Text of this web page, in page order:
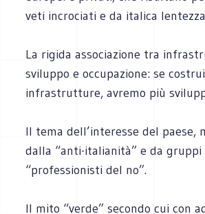
veti incrociati e da italica
La rigida associazione tra
sviluppo e occupazione: se
infrastrutture, avremo più
Il tema dell’interesse del paese,
dalla “anti-italianità” e da gruppi
“professionisti del no”.
Il mito “verde” secondo cui con